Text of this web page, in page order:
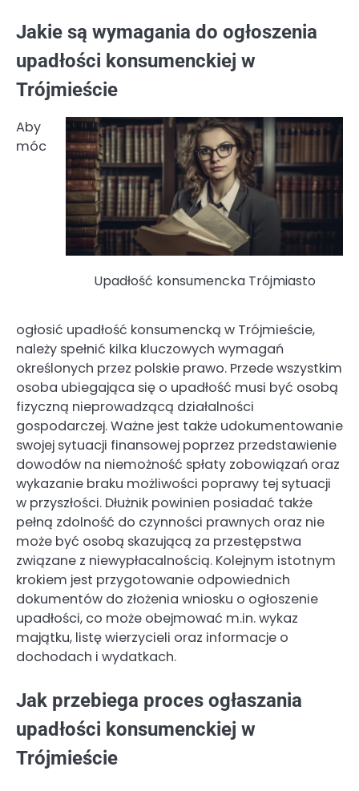
Jakie są wymagania do ogłoszenia
upadłości konsumenckiej w
Trójmieście
Upadłość konsumencka Trójmiasto
Aby
móc
ogłosić upadłość konsumencką w Trójmieście,
należy spełnić kilka kluczowych wymagań
określonych przez polskie prawo. Przede wszystkim
osoba ubiegająca się o upadłość musi być osobą
fizyczną nieprowadzącą działalności
gospodarczej. Ważne jest także udokumentowanie
swojej sytuacji finansowej poprzez przedstawienie
dowodów na niemożność spłaty zobowiązań oraz
wykazanie braku możliwości poprawy tej sytuacji
w przyszłości. Dłużnik powinien posiadać także
pełną zdolność do czynności prawnych oraz nie
może być osobą skazującą za przestępstwa
związane z niewypłacalnością. Kolejnym istotnym
krokiem jest przygotowanie odpowiednich
dokumentów do złożenia wniosku o ogłoszenie
upadłości, co może obejmować m.in. wykaz
majątku, listę wierzycieli oraz informacje o
dochodach i wydatkach.
Jak przebiega proces ogłaszania
upadłości konsumenckiej w
Trójmieście